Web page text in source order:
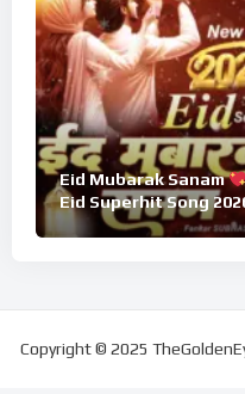
Eid Mubarak Sanam
Eid Superhit Song
Copyright © 2025